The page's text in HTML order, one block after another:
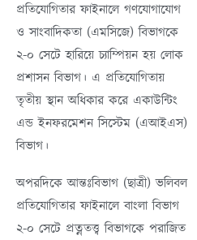
প্রতিযোগিতার ফাইনালে গণযোগাযোগ
ও সাংবাদিকতা (এমসিজে) বিভাগকে
২-০ সেটে হারিয়ে চ্যাম্পিয়ন হয় লোক
প্রশাসন বিভাগ। এ প্রতিযোগিতায়
তৃতীয় স্থান অধিকার করে একাউন্টিং
এন্ড ইনফরমেশন সিস্টেম (এআইএস)
বিভাগ।
অপরদিকে আন্তঃবিভাগ (ছাত্রী) ভলিবল
প্রতিযোগিতার ফাইনালে বাংলা বিভাগ
২-০ সেটে প্রত্নতত্ত্ব বিভাগকে পরাজিত